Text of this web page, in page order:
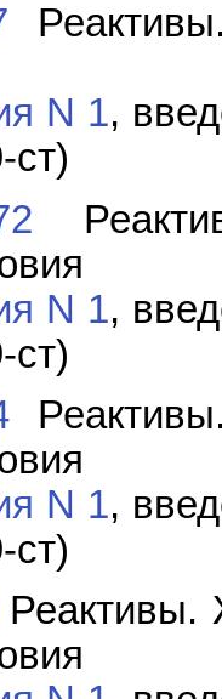
N 1,
ст)
N 1,
ст)
N 1,
ст)
Реактивы.